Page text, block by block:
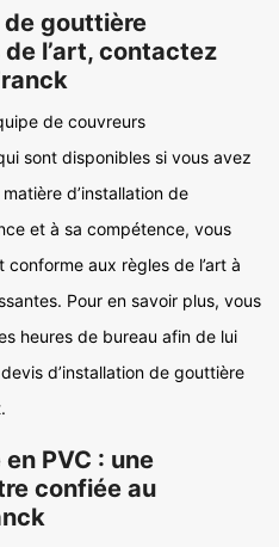
de gouttière
l’art, contactez
de couvreurs
sont disponibles si vous avez
d’installation de
et à sa compétence, vous
aux règles de l’art à
Pour en savoir plus, vous
heures de bureau afin de lui
d’installation de gouttière
PVC : une
confiée au